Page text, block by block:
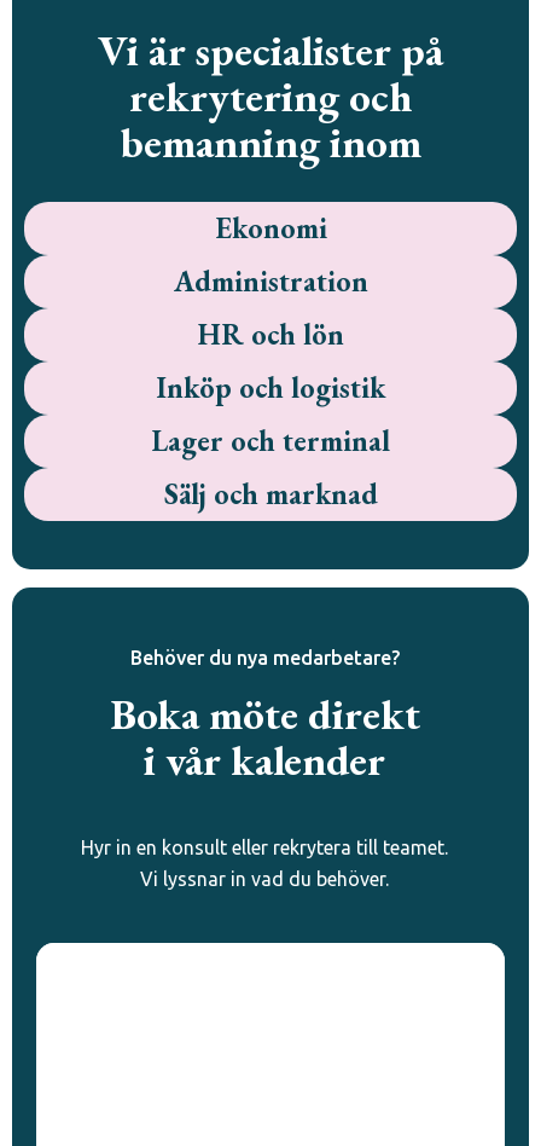
Vi är specialister på
rekrytering och
bemanning inom
Ekonomi
Administration
HR och lön
Inköp och logistik
Lager och terminal
Sälj och marknad
Behöver du nya medarbetare?
Boka möte direkt
i vår kalender
Hyr in en konsult eller rekrytera till teamet.
Vi lyssnar in vad du behöver.